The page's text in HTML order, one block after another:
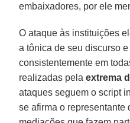
embaixadores, por ele
O ataque às instituições
a tônica de seu discurso
consistentemente em
realizadas pelaextrema
ataques seguem o script
se afirma o representante